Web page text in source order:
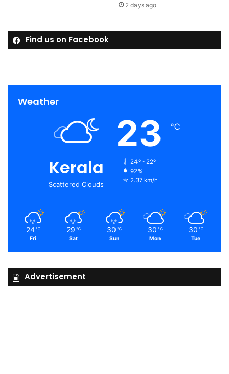
2 days ago
Find us on Facebook
Weather
Kerala
Scattered Clouds
23 ℃
24º - 22º
92%
2.37 km/h
24 ℃
Fri
29 ℃
Sat
30 ℃
Sun
30 ℃
Mon
30 ℃
Tue
Advertisement